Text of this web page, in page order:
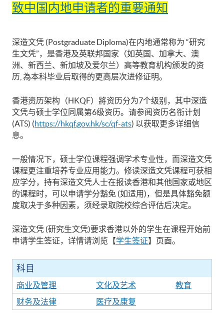
致中国内地申请者的重要通知
深造文凭 (Postgraduate Diploma)在内地通常称为 “研究
生文凭”，是香港及英联邦国家（如英国、加拿大、澳
洲、新西兰、新加坡及爱尔兰）高等教育机构颁发的资
历, 為本科毕业后取得的更高层次进修证明。
香港资历架构（HKQF）將资历分为7个级别，其中深造
文凭与硕士学位同属第6级资历。请参阅资历名衔计划
(ATS) (https://hkqf.gov.hk/sc/qf-ats) 以获取更多详细信
息。
一般情况下，硕士学位课程强调学术专业性，而深造文凭
课程更注重培养专业应用能力。修读深造文凭课程可获相
应学分，持有深造文凭人士在报读香港和其他国家或地区
的课程时，可以申请学分豁免 (如适用)，但是具体豁免额
度取决于多种因素，须经录取院校综合评估后决定。
深造文凭 (研究生文凭)要求香港以外的学生在课程开始前
申请学生签证，详情请浏览【学生签证】页面。
科目
商业及管理 文化及艺术
教育
财务及法律
医疗及康复